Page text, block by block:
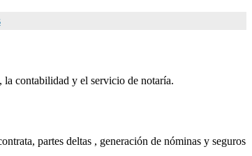
la contabilidad y el servicio de notaría.
partes deltas , generación de nóminas y seguros